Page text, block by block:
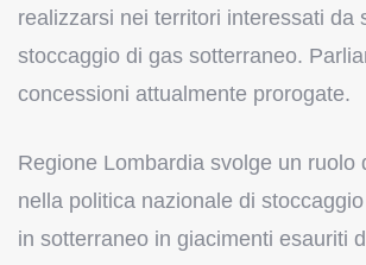
realizzarsi nei territori interessati da
stoccaggio di gas sotterraneo.
concessioni attualmente prorogate.
Regione Lombardia svolge un ruolo
nella politica nazionale di
in sotterraneo in giacimenti esauriti